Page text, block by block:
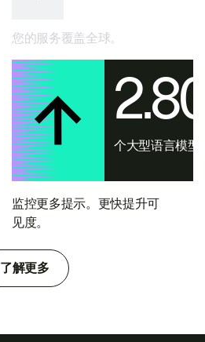
您的服务覆盖全球。
个大型语言模型
监控更多提示。更快提升可
见度。
了解更多